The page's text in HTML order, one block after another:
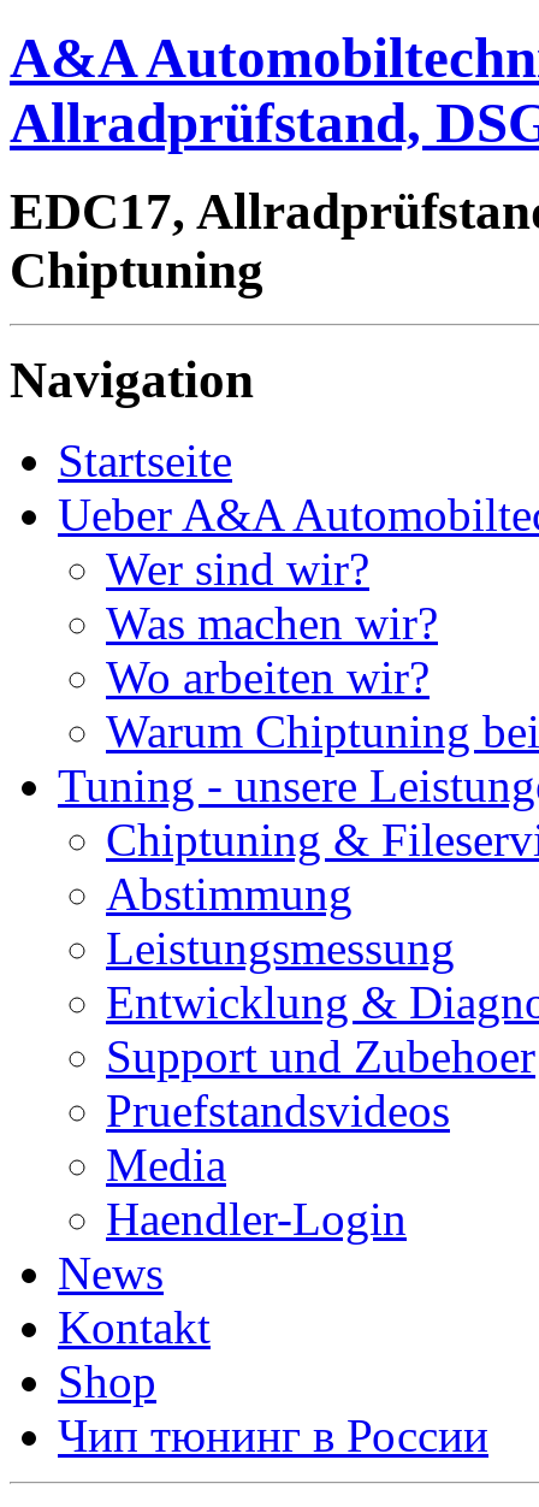
A&A
Allradprüfstand,
EDC17,
Chiptuning
Navigation
Startseite
Ueber A&A
Wer sind wir?
Was machen wir?
Wo arbeiten wir?
Warum Chiptuning
Tuning - unsere
Chiptuning &
Abstimmung
Leistungsmessung
Entwicklung &
Support und Zubehoer
Pruefstandsvideos
Media
Haendler-Login
News
Kontakt
Shop
Чип тюнинг в России